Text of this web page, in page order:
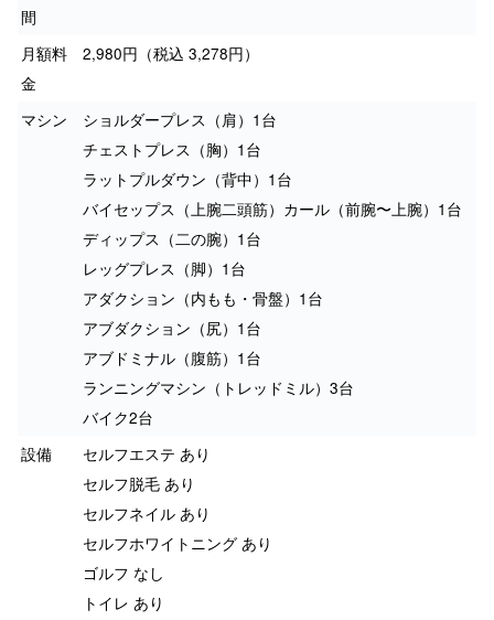
間
月額料
金
2,980円（税込 3,278円）
マシン
ショルダープレス（肩）1台
チェストプレス（胸）1台
ラットプルダウン（背中）1台
バイセップス（上腕二頭筋）カール（前腕〜上腕）1台
ディップス（二の腕）1台
レッグプレス（脚）1台
アダクション（内もも・骨盤）1台
アブダクション（尻）1台
アブドミナル（腹筋）1台
ランニングマシン（トレッドミル）3台
バイク2台
設備
セルフエステ あり
セルフ脱毛 あり
セルフネイル あり
セルフホワイトニング あり
ゴルフ なし
トイレ あり